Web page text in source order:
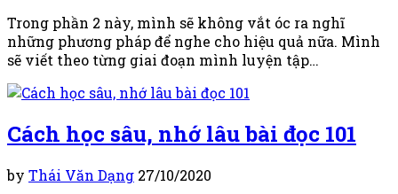
Trong phần 2 này, mình sẽ không vắt óc ra nghĩ
những phương pháp để nghe cho hiệu quả nữa. Mình
sẽ viết theo từng giai đoạn mình luyện tập…
Cách học sâu, nhớ lâu bài đọc 101
by Thái Văn Dạng 27/10/2020